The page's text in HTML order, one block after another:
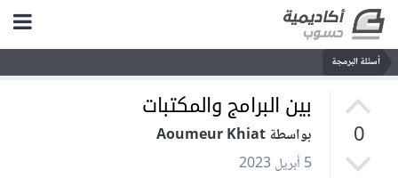
أسئلة البرمجة
0
بين البرامج والمكتبات
بواسطة Aoumeur Khiat
5 أبريل 2023